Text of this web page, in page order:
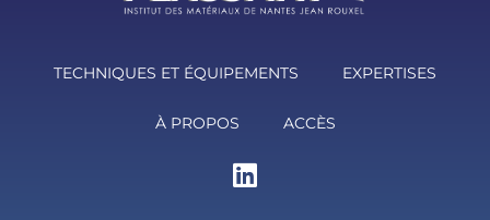
TECHNIQUES ET ÉQUIPEMENTS EXPERTISES
À PROPOS ACCÈS